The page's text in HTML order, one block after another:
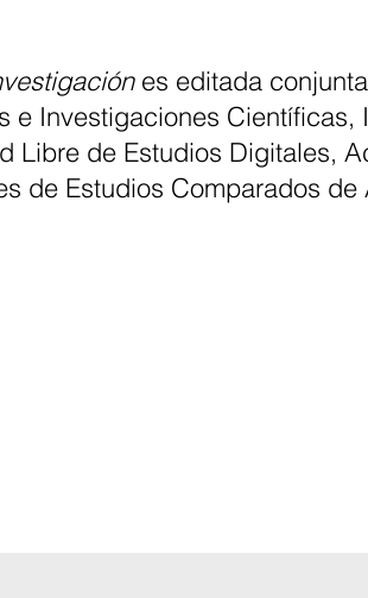
es editada
e Investigaciones
Libre de Estudios Digitales,
de Estudios Comparados de